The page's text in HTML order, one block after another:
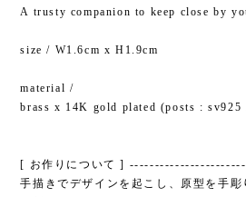
A trusty companion to keep close by
size / W1.6cm x H1.9cm
material /
brass x 14K gold plated (posts :
[ お作りについて ]
手描きでデザインを起こし、原型を手